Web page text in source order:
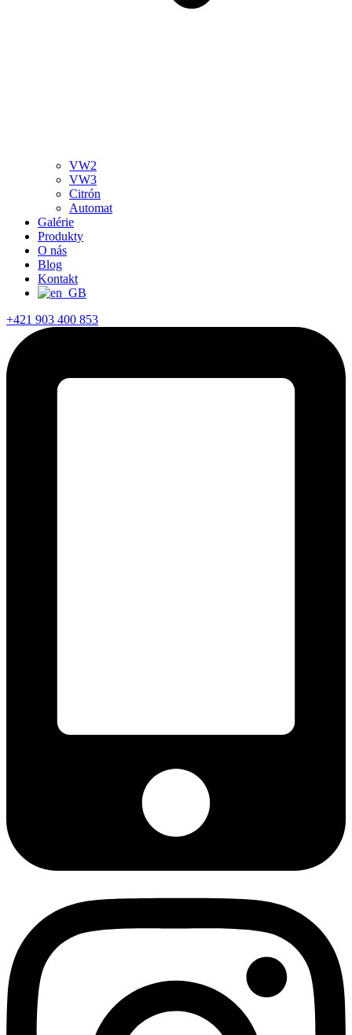
VW2
VW3
Citrón
Automat
Galérie
Produkty
O nás
Blog
Kontakt
+421 903 400 853